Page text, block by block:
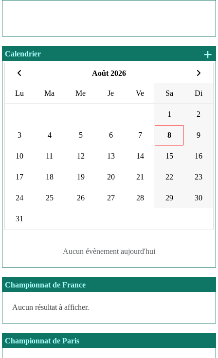
Calendrier
Août 2026
Lu Ma Me Je Ve Sa Di
1 2
3 4 5 6 7 8 9
10 11 12 13 14 15 16
17 18 19 20 21 22 23
24 25 26 27 28 29 30
31
Aucun évènement aujourd'hui
+
Championnat de France
Aucun résultat à afficher.
Championnat de Paris